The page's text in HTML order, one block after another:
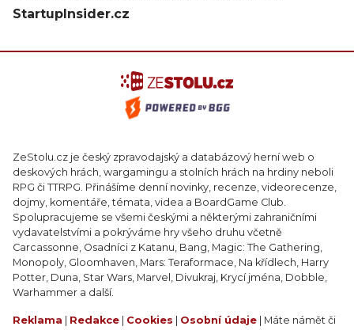
StartupInsider.cz
ZeStolu.cz je český zpravodajský a databázový herní web o
deskových hrách, wargamingu a stolních hrách na hrdiny neboli
RPG či TTRPG. Přinášíme denní novinky, recenze, videorecenze,
dojmy, komentáře, témata, videa a BoardGame Club.
Spolupracujeme se všemi českými a některými zahraničními
vydavatelstvími a pokrýváme hry všeho druhu včetně
Carcassonne, Osadníci z Katanu, Bang, Magic: The Gathering,
Monopoly, Gloomhaven, Mars: Teraformace, Na křídlech, Harry
Potter, Duna, Star Wars, Marvel, Divukraj, Krycí jména, Dobble,
Warhammer a další.
Reklama Redakce Cookies Osobní údaje | Máte námět či